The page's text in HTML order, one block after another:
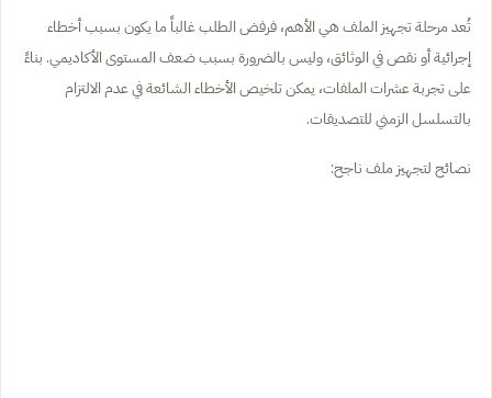
تُعد مرحلة تجهيز الملف هي الأهم، فرفض الطلب غالباً ما يكون بسبب أخطاء
إجرائية أو نقص في الوثائق، وليس بالضرورة بسبب ضعف المستوى الأكاديمي. بناءً
على تجربة عشرات الملفات، يمكن تلخيص الأخطاء الشائعة في عدم الالتزام
بالتسلسل الزمني للتصديقات.
نصائح لتجهيز ملف ناجح: